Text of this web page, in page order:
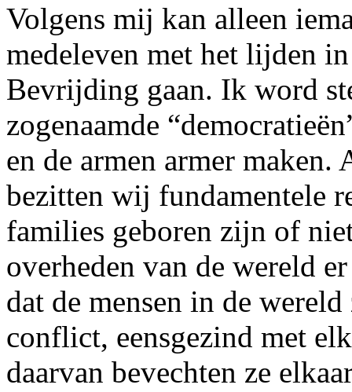
Volgens mij kan alleen
medeleven met het lijden
Bevrijding gaan. Ik word
zogenaamde
en de armen armer
bezitten wij fundamentele
families geboren zijn of
overheden van de wereld
dat de mensen in de
conflict, eensgezind met
daarvan bevechten ze